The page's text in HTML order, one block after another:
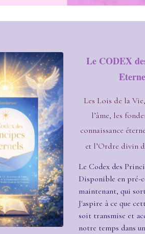
Le CODEX
Les Lois de la
l’âme, les
connaissance
et l’Ordre divin
Le Codex des
Disponible en pré-
maintenant, qui
J'aspire à ce que
soit transmise et
notre temps dans